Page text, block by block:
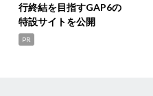
行終結を目指すGAP6の
特設サイトを公開
PR